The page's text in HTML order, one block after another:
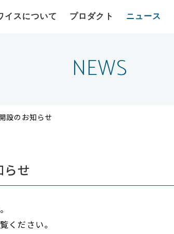
イスについて プロダクト ニュース
NEWS
設のお知らせ
らせ
ください。